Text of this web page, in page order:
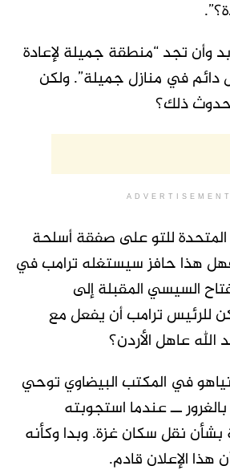
وأن تجد “منطقة جميلة لإعادة
في منازل جميلة”. ولكن
ذلك؟
ADVERTISEMENT
المتحدة للتو على صفقة أسلحة
فهل هذا حافز سيستغله ترامب في
السيسي المقبلة إلى
للرئيس ترامب أن يفعل مع
عاهل الأردن؟
في المكتب البيضاوي توحي
ــ عندما استجوبته
بشأن نقل سكان غزة. وبدا وكأنه
هذا الإعلان قادم.